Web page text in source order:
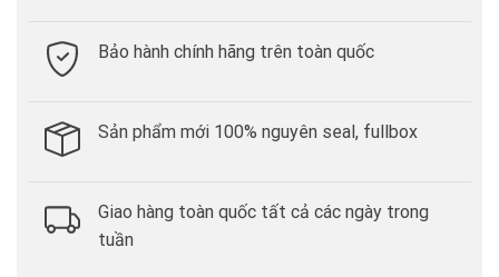
Bảo hành chính hãng trên toàn quốc
Sản phẩm mới 100% nguyên seal, fullbox
Giao hàng toàn quốc tất cả các ngày trong
tuần